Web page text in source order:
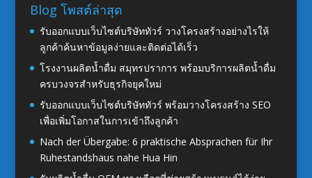
Blog โพสต์ล่าสุด
รับออกแบบเว็บไซต์บริษัททัวร์ วางโครงสร้างอย่างไรให้
ลูกค้าค้นหาข้อมูลง่ายและติดต่อได้เร็ว
โรงงานผลิตน้ำดื่ม สมุทรปราการ พร้อมบริการผลิตน้ำดื่ม
ครบวงจรสำหรับธุรกิจยุคใหม่
รับออกแบบเว็บไซต์บริษัททัวร์ พร้อมวางโครงสร้าง SEO
เพื่อเพิ่มโอกาสในการเข้าถึงลูกค้า
Nach der Übergabe: 6 praktische Absprachen für Ihr
Ruhestandshaus nahe Hua Hin